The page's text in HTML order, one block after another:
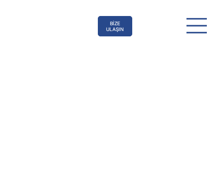
BİZE
ULAŞIN